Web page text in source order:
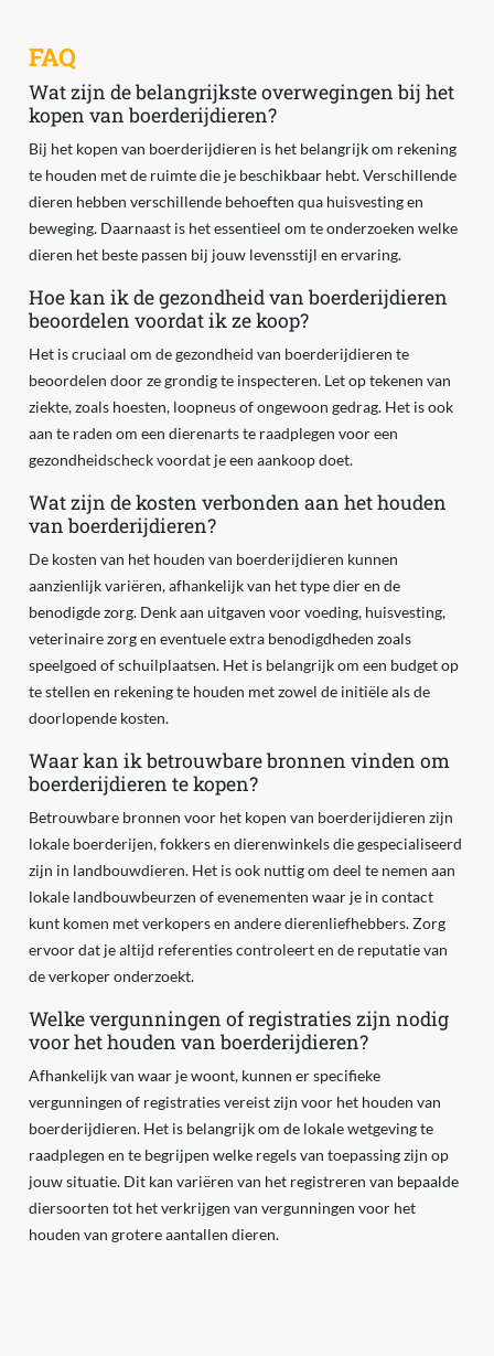
FAQ
Wat zijn de belangrijkste overwegingen bij het
kopen van boerderijdieren?
Bij het kopen van boerderijdieren is het belangrijk om rekening
te houden met de ruimte die je beschikbaar hebt. Verschillende
dieren hebben verschillende behoeften qua huisvesting en
beweging. Daarnaast is het essentieel om te onderzoeken welke
dieren het beste passen bij jouw levensstijl en ervaring.
Hoe kan ik de gezondheid van boerderijdieren
beoordelen voordat ik ze koop?
Het is cruciaal om de gezondheid van boerderijdieren te
beoordelen door ze grondig te inspecteren. Let op tekenen van
ziekte, zoals hoesten, loopneus of ongewoon gedrag. Het is ook
aan te raden om een dierenarts te raadplegen voor een
gezondheidscheck voordat je een aankoop doet.
Wat zijn de kosten verbonden aan het houden
van boerderijdieren?
De kosten van het houden van boerderijdieren kunnen
aanzienlijk variëren, afhankelijk van het type dier en de
benodigde zorg. Denk aan uitgaven voor voeding, huisvesting,
veterinaire zorg en eventuele extra benodigdheden zoals
speelgoed of schuilplaatsen. Het is belangrijk om een budget op
te stellen en rekening te houden met zowel de initiële als de
doorlopende kosten.
Waar kan ik betrouwbare bronnen vinden om
boerderijdieren te kopen?
Betrouwbare bronnen voor het kopen van boerderijdieren zijn
lokale boerderijen, fokkers en dierenwinkels die gespecialiseerd
zijn in landbouwdieren. Het is ook nuttig om deel te nemen aan
lokale landbouwbeurzen of evenementen waar je in contact
kunt komen met verkopers en andere dierenliefhebbers. Zorg
ervoor dat je altijd referenties controleert en de reputatie van
de verkoper onderzoekt.
Welke vergunningen of registraties zijn nodig
voor het houden van boerderijdieren?
Afhankelijk van waar je woont, kunnen er specifieke
vergunningen of registraties vereist zijn voor het houden van
boerderijdieren. Het is belangrijk om de lokale wetgeving te
raadplegen en te begrijpen welke regels van toepassing zijn op
jouw situatie. Dit kan variëren van het registreren van bepaalde
diersoorten tot het verkrijgen van vergunningen voor het
houden van grotere aantallen dieren.